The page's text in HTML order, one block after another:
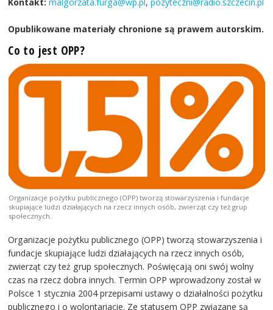
Opublikowane materiały chronione są prawem autorskim.
Co to jest OPP?
Organizacje pożytku publicznego (OPP) tworzą stowarzyszenia i fundacje
skupiające ludzi działających na rzecz innych osób, zwierząt czy też grup
społecznych.
Organizacje pożytku publicznego (OPP) tworzą stowarzyszenia i
fundacje skupiające ludzi działających na rzecz innych osób,
zwierząt czy też grup społecznych. Poświęcają oni swój wolny
czas na rzecz dobra innych. Termin OPP wprowadzony został w
Polsce 1 stycznia 2004 przepisami ustawy o działalności pożytku
publicznego i o wolontariacie. Ze statusem OPP związane są